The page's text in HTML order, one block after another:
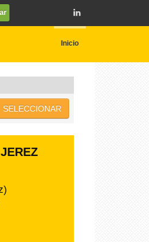
Inicio
SELECCIONAR